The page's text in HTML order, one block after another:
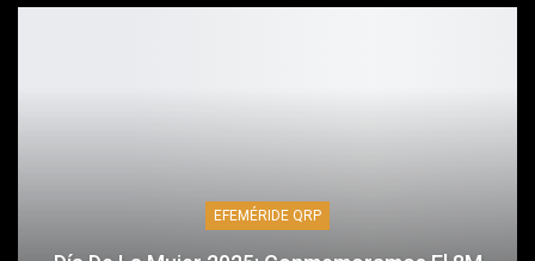
EFEMÉRIDE QRP